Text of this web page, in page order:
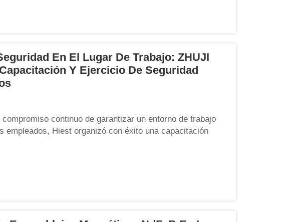
En El Lugar De Trabajo: ZHUJI
Y Ejercicio De Seguridad
continuo de garantizar un entorno de trabajo
empleados, Hiest organizó con éxito una capacitación